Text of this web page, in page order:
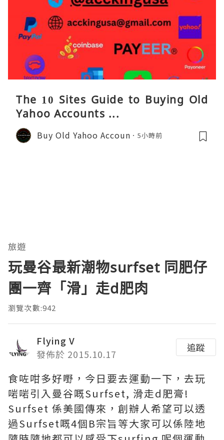
The 10 Sites Guide to Buying Old
Yahoo Accounts ...
Buy Old Yahoo Accoun 5小時前
旅遊
玩曼谷最新潮物surfset 同肥仔
團一齊「滑」走d肥肉
瀏覽次數:942
Flying V
發佈於 2015.10.17
追蹤
食咗咁多好嘢，今日要去運動一下，去玩
啱啱引入曼谷嘅Surfset, 滑走d肥膏!
Surfset 係美國傳來，創辦人希望可以透
過Surfset嘅4個B宗旨等大家可以係陸地